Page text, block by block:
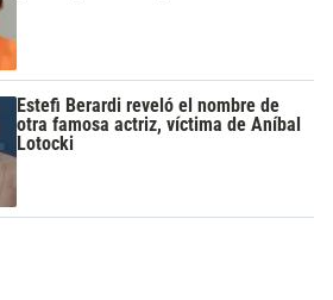
Estefi Berardi reveló el nombre de
otra famosa actriz, víctima de Aníbal
Lotocki